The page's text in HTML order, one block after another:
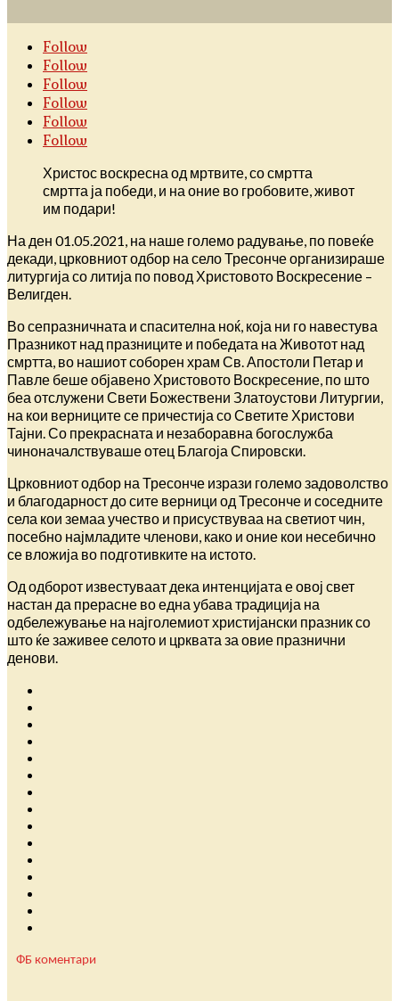
Follow
Follow
Follow
Follow
Follow
Follow
Христос воскресна од мртвите, со смртта
смртта ја победи, и на оние во гробовите, живот
им подари!
На ден 01.05.2021, на наше големо радување, по повеќе
декади, црковниот одбор на село Тресонче организираше
литургија со литија по повод Христовото Воскресение –
Велигден.
Во сепразничната и спасителна ноќ, која ни го навестува
Празникот над празниците и победата на Животот над
смртта, во нашиот соборен храм Св. Апостоли Петар и
Павле беше објавено Христовото Воскресение, по што
беа отслужени Свети Божествени Златоустови Литургии,
на кои верниците се причестија со Светите Христови
Тајни.Со прекрасната и незаборавна богослужба
чиноначалствуваше отец Благоја Спировски.
Црковниот одбор на Тресонче изрази големо задоволство
и благодарност до сите верници од Тресонче и соседните
села кои земаа учество и присуствуваа на светиот чин,
посебно најмладите членови, како и оние кои несебично
се вложија во подготивките на истото.
Од одборот известуваат дека интенцијата е овој свет
настан да прерасне во една убава традиција на
одбележување на најголемиот христијански празник со
што ќе заживее селото и црквата за овие празнични
денови.
ФБ коментари